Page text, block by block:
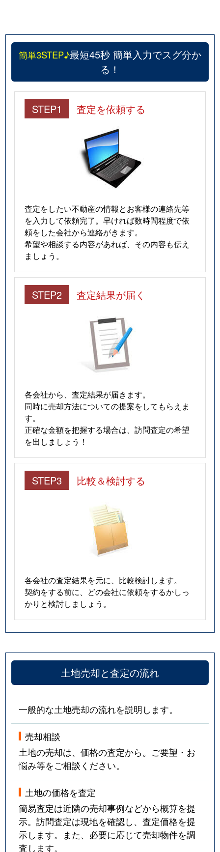
簡単3STEP♪最短45秒 簡単入力でスグ分か
る！
STEP1 査定を依頼する
査定をしたい不動産の情報とお客様の連絡先等
を入力して依頼完了。早ければ数時間程度で依
頼をした会社から連絡がきます。
希望や相談する内容があれば、その内容も伝え
ましょう。
STEP2 査定結果が届く
各会社から、査定結果が届きます。
同時に売却方法についての提案をしてもらえま
す。
正確な金額を把握する場合は、訪問査定の希望
を出しましょう！
STEP3 比較＆検討する
各会社の査定結果を元に、比較検討します。
契約をする前に、どの会社に依頼をするかしっ
かりと検討しましょう。
土地売却と査定の流れ
一般的な土地売却の流れを説明します。
売却相談
土地の売却は、価格の査定から。ご要望・お
悩み等をご相談ください。
土地の価格を査定
簡易査定は近隣の売却事例などから概算を提
示。訪問査定は現地を確認し、査定価格を提
示します。また、必要に応じて売却物件を調
査します。